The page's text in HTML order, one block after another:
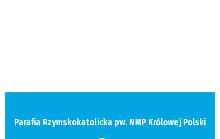
Parafia Rzymskokatolicka pw. NMP Królowej Polski